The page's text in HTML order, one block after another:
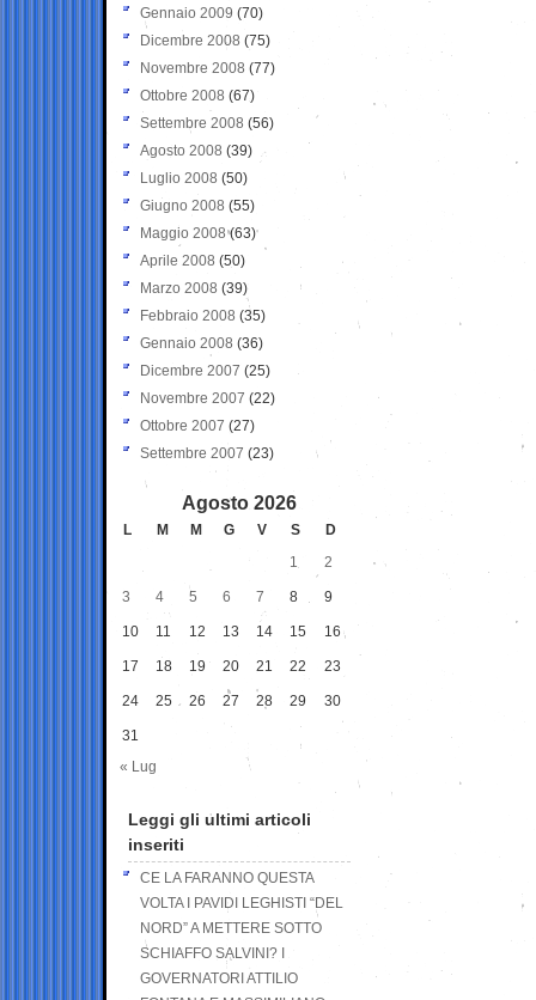
Gennaio 2009 (70)
Dicembre 2008 (75)
Novembre 2008 (77)
Ottobre 2008 (67)
Settembre 2008 (56)
Agosto 2008 (39)
Luglio 2008 (50)
Giugno 2008 (55)
Maggio 2008(63)
Aprile 2008 (50)
Marzo 2008 (39)
Febbraio 2008 (35)
Gennaio 2008 (36)
Dicembre 2007 (25)
Novembre 2007 (22)
Ottobre 2007 (27)
Settembre 2007 (23)
Agosto 2026
L M M G V S
D
1
2
3 4 5 6 7 8 9
10 11 12 13 14 15 16
17 18 19 20 21 22 23
24 25 26 27 28 29 30
31
« Lug
Leggi gli ultimi articoli
inseriti
CE LA FARANNO QUESTA
VOLTA I PAVIDI LEGHISTI “DEL
NORD” A METTERE SOTTO
SCHIAFFO SALVINI? I
GOVERNATORI ATTILIO